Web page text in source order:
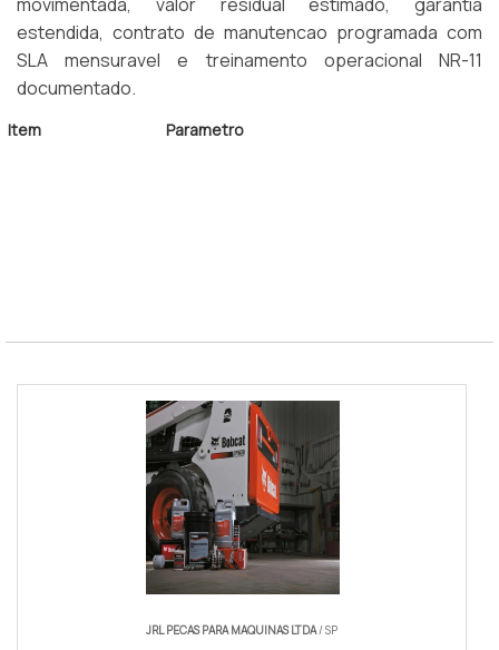
estendida, contrato de manutencao programada com
SLA mensuravel e treinamento operacional NR-11
documentado.
Item Parametro
JRL PECAS PARA MAQUINAS LTDA/ SP